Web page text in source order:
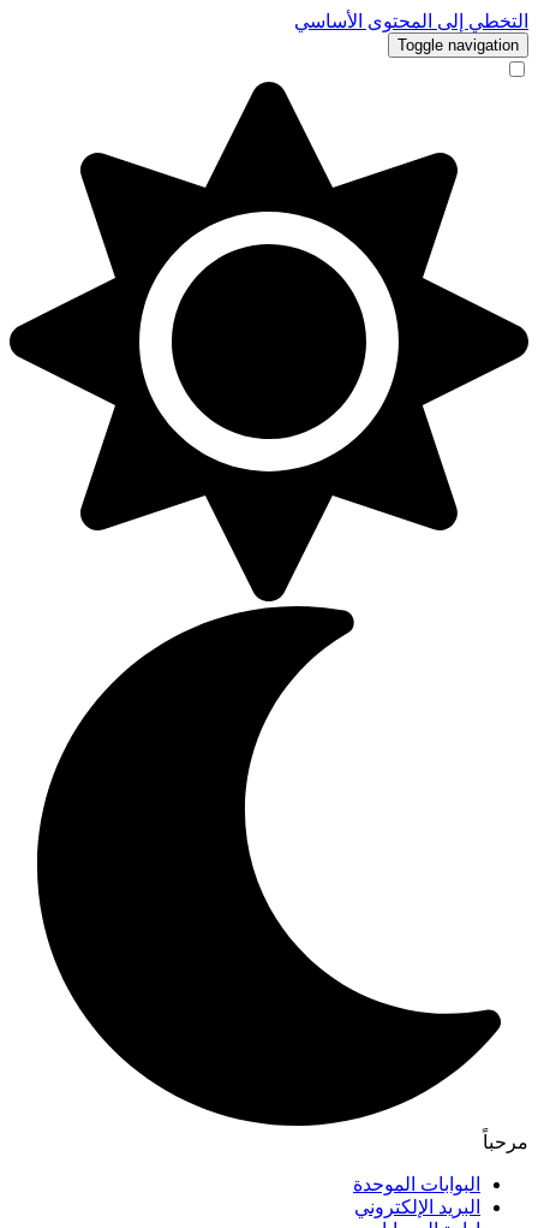
التخطي إلى المحتوى الأساسي
Toggle navigation
مرحباً
البوابات الموحدة
البريد الإلكتروني